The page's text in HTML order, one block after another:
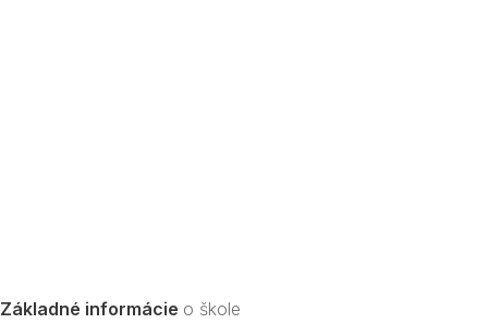
Základné informácie o škole